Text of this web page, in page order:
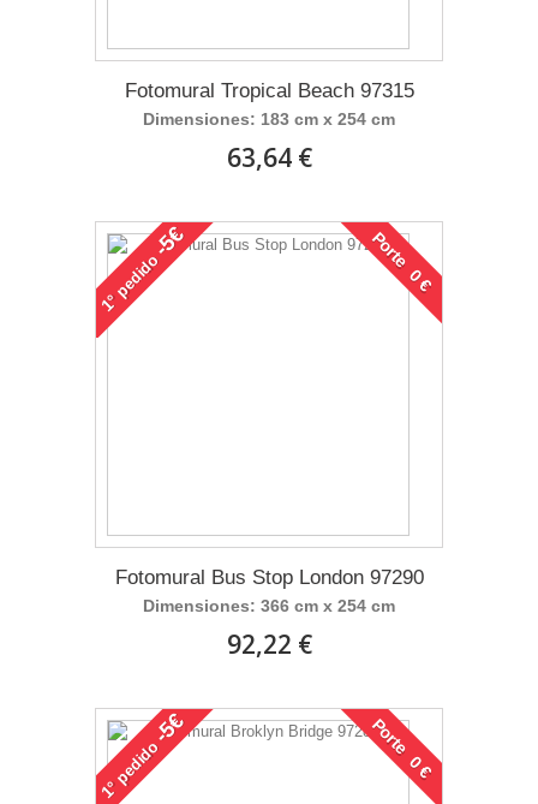
Fotomural Tropical Beach 97315
Dimensiones: 183 cm x 254 cm
63,64 €
1°
pedido
-5€ Porte 0 €
Fotomural Bus Stop London 97290
Dimensiones: 366 cm x 254 cm
92,22 €
1°
pedido
-5€ Porte 0 €